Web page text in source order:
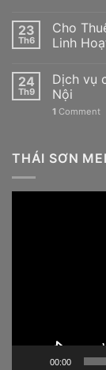
23
Th6
Cho
Linh
24
Th9
Dịch vụ
Nội
1 Comment
THÁI SƠN
00:00